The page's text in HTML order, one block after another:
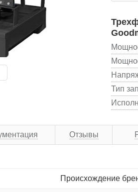
Тип
Отзывы
Происхождение